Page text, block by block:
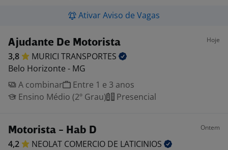
Ativar Aviso de Vagas
Ajudante De Motorista Hoje
3,8 MURICI TRANSPORTES
Belo Horizonte - MG
A combinar
Entre 1 e 3 anos
Ensino Médio (2º Grau)
Presencial
Motorista - Hab D Ontem
4,2 NEOLAT COMERCIO DE LATICINIOS